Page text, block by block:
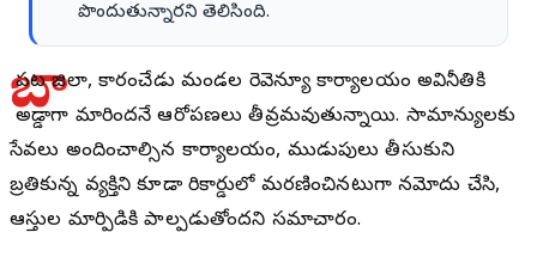
పొందుతున్నారని తెలిసింది.
పట్ల జిల్లా, కారంచేడు మండల రెవెన్యూ కార్యాలయం అవినీతికి
అడ్డాగా మారిందనే ఆరోపణలు తీవ్రమవుతున్నాయి. సామాన్యులకు
సేవలు అందించాల్సిన కార్యాలయం, ముడుపులు తీసుకుని
బ్రతికున్న వ్యక్తిని కూడా రికార్డుల్లో మరణించినట్లుగా నమోదు చేసి,
ఆస్తుల మార్పిడికి పాల్పడుతోందని సమాచారం.